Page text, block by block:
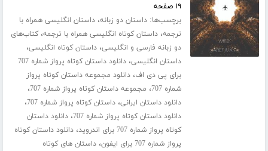
۱۹ صفحه
برچسب‌ها:داستان دو زبانه،داستان انگلیسی همراه با
ترجمه،داستان کوتاه انگلیسی همراه با ترجمه،کتاب‌های
دو زبانه فارسی و انگلیسی،داستان کوتاه انگلیسی،
داستان انگلیسی،
دانلود داستان کوتاه پرواز شماره 707
برای پی دی اف،دانلود مجموعه داستان کوتاه پرواز
شماره 707
، مجموعه داستان کوتاه پرواز شماره 707 ،
دانلود داستان ایرانی،داستان کوتاه پرواز شماره 707 ،
دانلود داستان کوتاه پرواز شماره 707 ،دانلود داستان
کوتاه پرواز شماره 707 برای اندروید
،دانلود داستان کوتاه
پرواز شماره 707 برای ایفون
،داستان های کوتاه